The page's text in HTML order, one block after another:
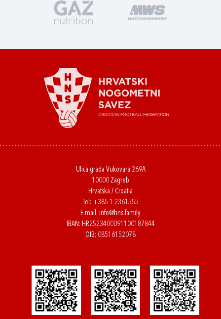
Ulica grada Vukovara 269A
10000 Zagreb
Hrvatska / Croatia
Tel: +385 1 2361555
E-mail: info@hns.family
IBAN: HR2523400091100187844
OIB: 08516152078